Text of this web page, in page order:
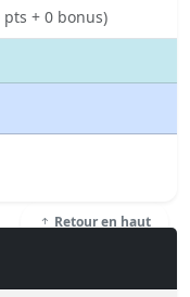
pts + 0 bonus)
Retour en haut